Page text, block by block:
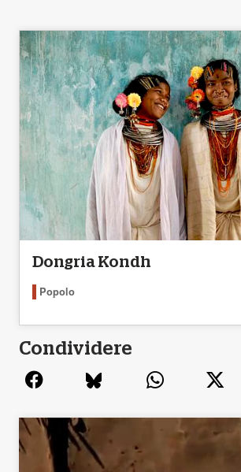
Dongria Kondh
Popolo
Condividere